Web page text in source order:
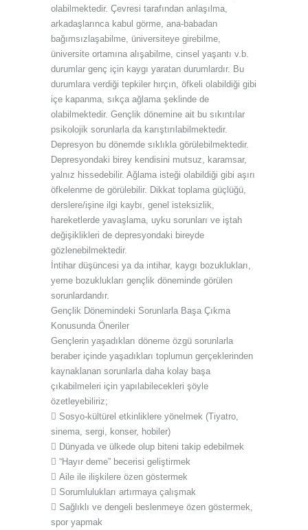
olabilmektedir. Çevresi tarafından anlaşılma,
arkadaşlarınca kabul görme, ana-babadan
bağımsızlaşabilme, üniversiteye girebilme,
üniversite ortamına alışabilme, cinsel yaşantı v.b.
durumlar genç için kaygı yaratan durumlardır. Bu
durumlara verdiği tepkiler hırçın, öfkeli olabildiği gibi
içe kapanma, sıkça ağlama şeklinde de
olabilmektedir. Gençlik dönemine ait bu sıkıntılar
psikolojik sorunlarla da karıştırılabilmektedir.
Depresyon bu dönemde sıklıkla görülebilmektedir.
Depresyondaki birey kendisini mutsuz, karamsar,
yalnız hissedebilir. Ağlama isteği olabildiği gibi aşırı
öfkelenme de görülebilir. Dikkat toplama güçlüğü,
derslere/işine ilgi kaybı, genel isteksizlik,
hareketlerde yavaşlama, uyku sorunları ve iştah
değişiklikleri de depresyondaki bireyde
gözlenebilmektedir.
İntihar düşüncesi ya da intihar, kaygı bozuklukları,
yeme bozuklukları gençlik döneminde görülen
sorunlardandır.
Gençlik Dönemindeki Sorunlarla Başa Çıkma
Konusunda Öneriler
Gençlerin yaşadıkları döneme özgü sorunlarla
beraber içinde yaşadıkları toplumun gerçeklerinden
kaynaklanan sorunlarla daha kolay başa
çıkabilmeleri için yapılabilecekleri şöyle
özetleyebiliriz;
 Sosyo-kültürel etkinliklere yönelmek (Tiyatro,
sinema, sergi, konser, hobiler)
 Dünyada ve ülkede olup biteni takip edebilmek
 “Hayır deme” becerisi geliştirmek
 Aile ile ilişkilere özen göstermek
 Sorumlulukları artırmaya çalışmak
 Sağlıklı ve dengeli beslenmeye özen göstermek,
spor yapmak